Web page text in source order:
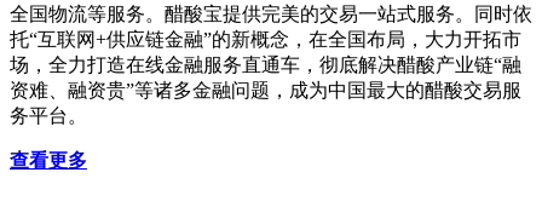
全国物流等服务。醋酸宝提供完美的交易一站式服务。同时依
托“互联网+供应链金融”的新概念，在全国布局，大力开拓市
场，全力打造在线金融服务直通车，彻底解决醋酸产业链“融
资难、融资贵”等诸多金融问题，成为中国最大的醋酸交易服
务平台。
查看更多